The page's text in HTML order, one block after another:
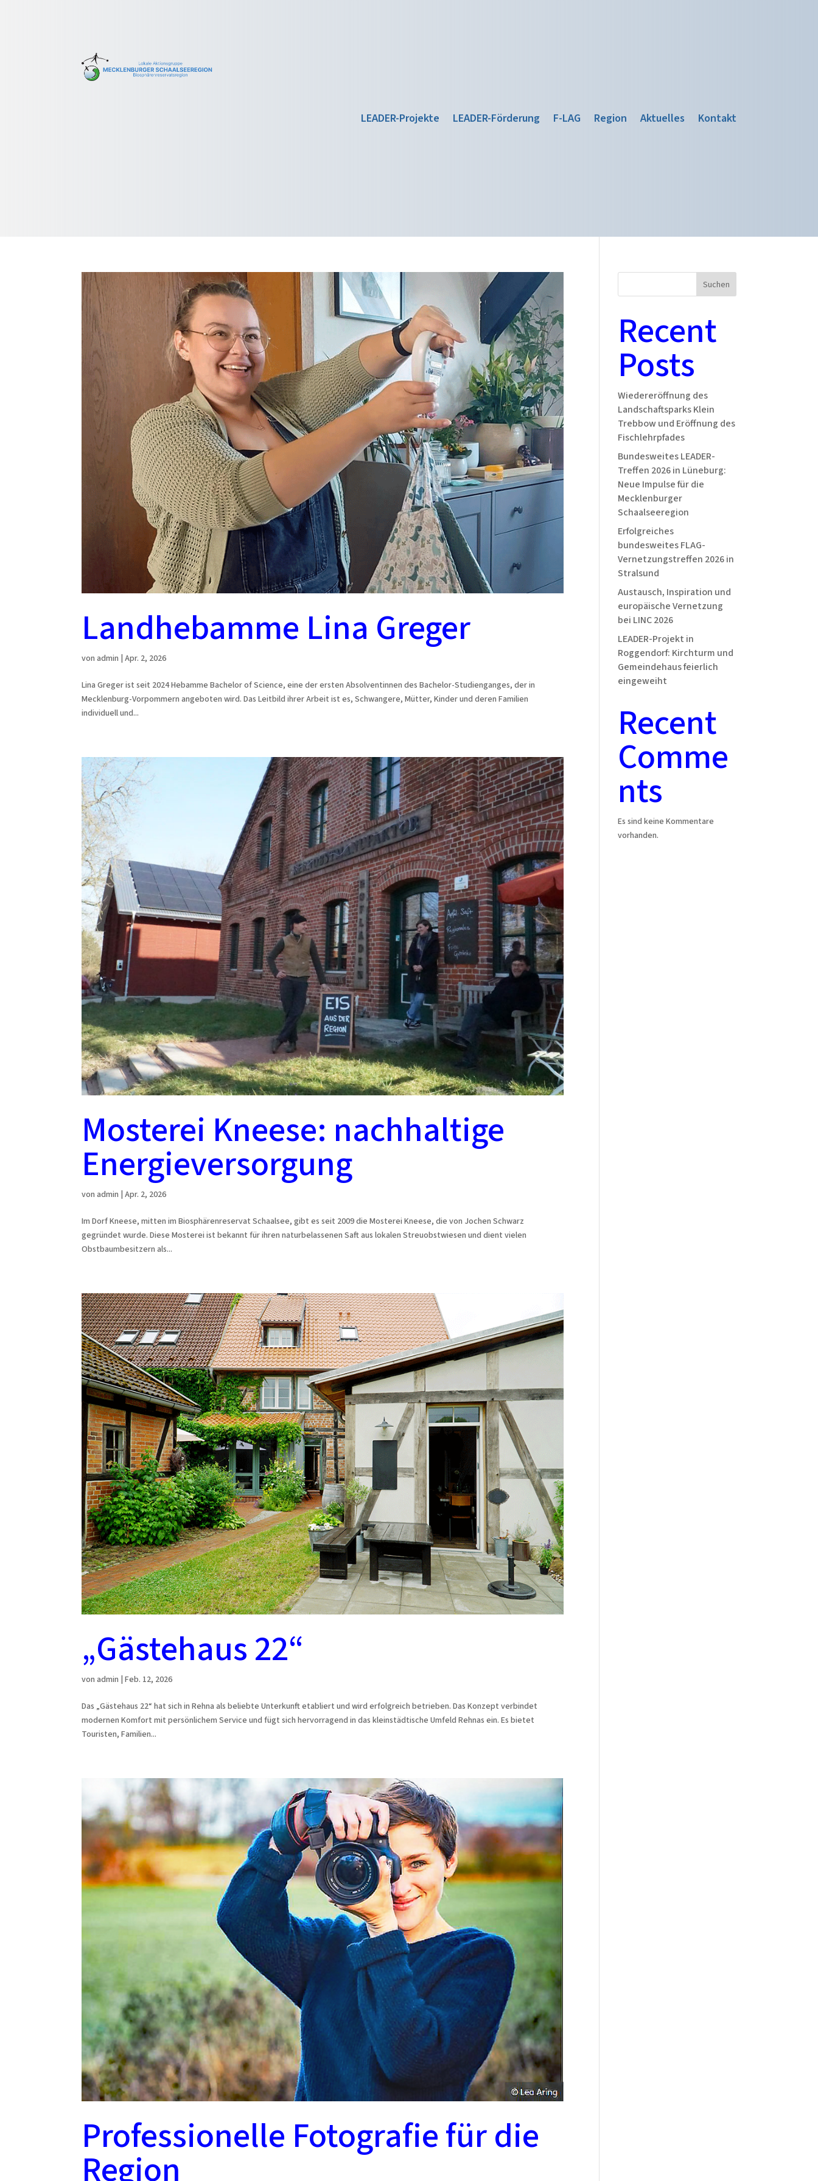
LEADER-Projekte LEADER-Förderung F-LAG Region Aktuelles Kontakt
Landhebamme Lina Greger
vonadmin |Apr. 2, 2026
Lina Greger ist seit 2024 Hebamme Bachelor of Science, eine der ersten Absolventinnen des Bachelor-Studienganges, der in
Mecklenburg-Vorpommern angeboten wird. Das Leitbild ihrer Arbeit ist es, Schwangere, Mütter, Kinder und deren Familien
individuell und...
Mosterei Kneese: nachhaltige
Energieversorgung
vonadmin |Apr. 2, 2026
Im Dorf Kneese, mitten im Biosphärenreservat Schaalsee, gibt es seit 2009 die Mosterei Kneese, die von Jochen Schwarz
gegründet wurde. Diese Mosterei ist bekannt für ihren naturbelassenen Saft aus lokalen Streuobstwiesen und dient vielen
Obstbaumbesitzern als...
„Gästehaus 22“
vonadmin |Feb. 12, 2026
Das „Gästehaus 22“ hat sich in Rehna als beliebte Unterkunft etabliert und wird erfolgreich betrieben. Das Konzept verbindet
modernen Komfort mit persönlichem Service und fügt sich hervorragend in das kleinstädtische Umfeld Rehnas ein. Es bietet
Touristen, Familien...
Professionelle Fotografie für die
Region
Suchen
Recent
Posts
Wiedereröffnung des
Landschaftsparks Klein
Trebbow und Eröffnung des
Fischlehrpfades
Bundesweites LEADER-
Treffen 2026 in Lüneburg:
Neue Impulse für die
Mecklenburger
Schaalseeregion
Erfolgreiches
bundesweites FLAG-
Vernetzungstreffen 2026 in
Stralsund
Austausch, Inspiration und
europäische Vernetzung
bei LINC 2026
LEADER-Projekt in
Roggendorf: Kirchturm und
Gemeindehaus feierlich
eingeweiht
Recent
Comme
nts
Es sind keine Kommentare
vorhanden.